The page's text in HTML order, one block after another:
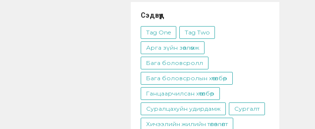
Сэдвүүд
Tag One Tag Two
Арга зүйн зөвлөмж
Бага боловсролл
Бага боловсролын хөтөлбөр
Ганцаарчилсан хөтөлбөр
Суралцахуйн удирдамж Сургалт
Хичээлийн жилийн төлөвлөлт